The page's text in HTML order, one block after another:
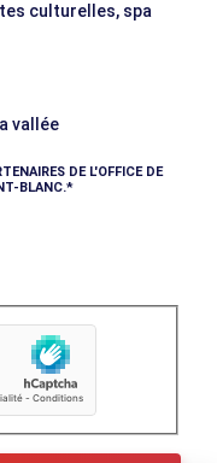
culturelles, spa
vallée
DE L'OFFICE DE
BLANC.